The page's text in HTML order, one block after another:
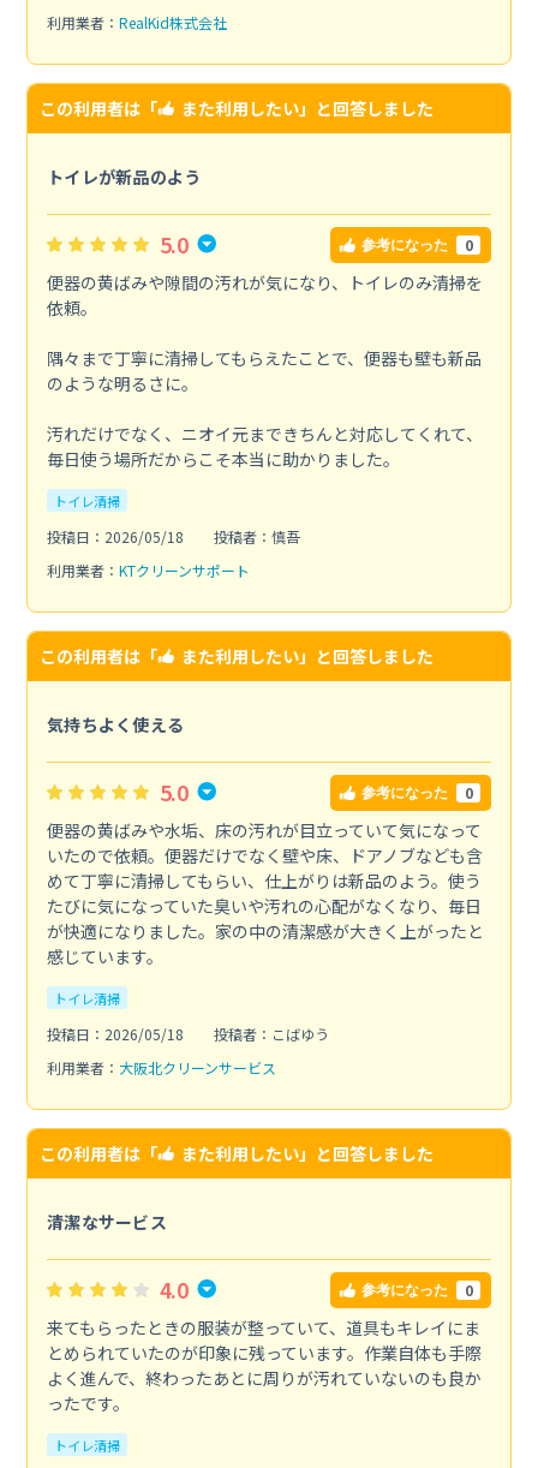
利用業者： RealKid株式会社
この利用者は「 また利用したい」と回答しました
トイレが新品のよう
5.0 参考になった 0
便器の黄ばみや隙間の汚れが気になり、トイレのみ清掃を
依頼。
隅々まで丁寧に清掃してもらえたことで、便器も壁も新品
のような明るさに。
汚れだけでなく、ニオイ元まできちんと対応してくれて、
毎日使う場所だからこそ本当に助かりました。
トイレ清掃
投稿日：2026/05/18
投稿者：慎吾
利用業者： KTクリーンサポート
この利用者は「 また利用したい」と回答しました
気持ちよく使える
5.0 参考になった 0
便器の黄ばみや水垢、床の汚れが目立っていて気になって
いたので依頼。便器だけでなく壁や床、ドアノブなども含
めて丁寧に清掃してもらい、仕上がりは新品のよう。使う
たびに気になっていた臭いや汚れの心配がなくなり、毎日
が快適になりました。家の中の清潔感が大きく上がったと
感じています。
トイレ清掃
投稿日：2026/05/18
投稿者：こばゆう
利用業者： 大阪北クリーンサービス
この利用者は「 また利用したい」と回答しました
清潔なサービス
4.0 参考になった 0
来てもらったときの服装が整っていて、道具もキレイにま
とめられていたのが印象に残っています。作業自体も手際
よく進んで、終わったあとに周りが汚れていないのも良か
ったです。
トイレ清掃